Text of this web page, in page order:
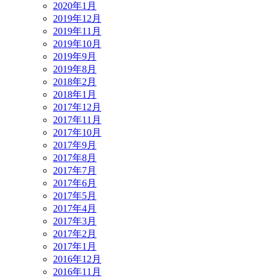
2020年1月
2019年12月
2019年11月
2019年10月
2019年9月
2019年8月
2018年2月
2018年1月
2017年12月
2017年11月
2017年10月
2017年9月
2017年8月
2017年7月
2017年6月
2017年5月
2017年4月
2017年3月
2017年2月
2017年1月
2016年12月
2016年11月